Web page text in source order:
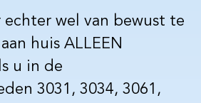
echter wel van bewust te
huis ALLEEN
u in de
3031, 3034, 3061,